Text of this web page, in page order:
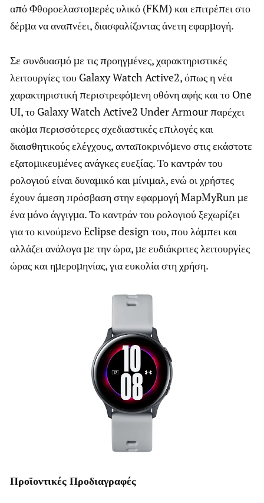
από Φθοροελαστομερές υλικό (FKM) και επιτρέπει στο
δέρμα να αναπνέει, διασφαλίζοντας άνετη εφαρμογή.
Σε συνδυασμό με τις προηγμένες, χαρακτηριστικές
λειτουργίες του Galaxy Watch Active2, όπως η νέα
χαρακτηριστική περιστρεφόμενη οθόνη αφής και το One
UI, το Galaxy Watch Active2 Under Armour παρέχει
ακόμα περισσότερες σχεδιαστικές επιλογές και
διαισθητικούς ελέγχους, ανταποκρινόμενο στις εκάστοτε
εξατομικευμένες ανάγκες ευεξίας. Το καντράν του
ρολογιού είναι δυναμικό και μίνιμαλ, ενώ οι χρήστες
έχουν άμεση πρόσβαση στην εφαρμογή MapMyRun με
ένα μόνο άγγιγμα. Το καντράν του ρολογιού ξεχωρίζει
για το κινούμενο Eclipse design του, που λάμπει και
αλλάζει ανάλογα με την ώρα, με ευδιάκριτες λειτουργίες
ώρας και ημερομηνίας, για ευκολία στη χρήση.
Προϊοντικές Προδιαγραφές